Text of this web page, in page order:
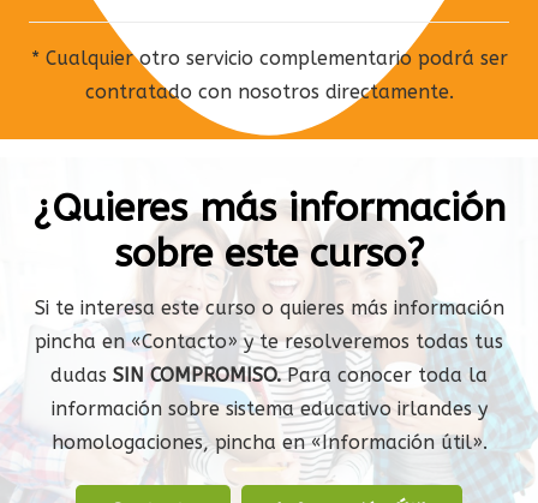
* Cualquier otro servicio complementario podrá ser
contratado con nosotros directamente.
¿Quieres más información
sobre este curso?
Si te interesa este curso o quieres más información
pincha en «Contacto» y te resolveremos todas tus
dudas SIN COMPROMISO.Para conocer toda la
información sobre sistema educativo irlandes y
homologaciones, pincha en «Información útil».